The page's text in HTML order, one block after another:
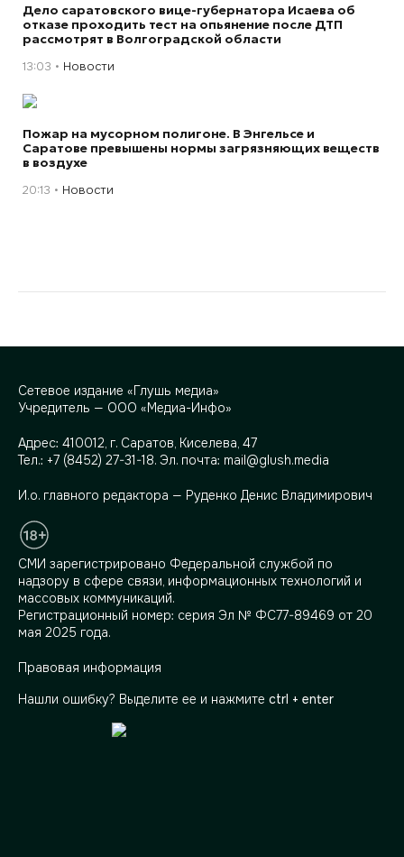
Дело саратовского вице-губернатора Исаева об
отказе проходить тест на опьянение после ДТП
рассмотрят в Волгоградской области
13:03 Новости
Пожар на мусорном полигоне. В Энгельсе и
Саратове превышены нормы загрязняющих веществ
в воздухе
20:13 Новости
Сетевое издание «Глушь медиа»
Учредитель — ООО «Медиа-Инфо»
Адрес: 410012, г. Саратов, Киселева, 47
Тел.: +7 (8452) 27-31-18. Эл. почта: mail@glush.media
И.о. главного редактора — Руденко Денис Владимирович
СМИ зарегистрировано Федеральной службой по
надзору в сфере связи, информационных технологий и
массовых коммуникаций.
Регистрационный номер: серия Эл № ФС77-89469 от 20
мая 2025 года.
Правовая информация
Нашли ошибку? Выделите ее и нажмите ctrl + enter